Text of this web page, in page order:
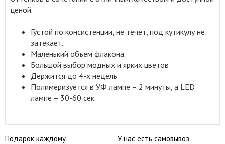
ценой.
Густой по консистенции, не течет, под кутикулу не
затекает.
Маленький объем флакона.
Большой выбор модных и ярких цветов
Держится до 4-х недель
Полимеризуется в УФ лампе – 2 минуты, а LED
лампе – 30-60 сек.
Подарок каждому У нас есть самовывоз